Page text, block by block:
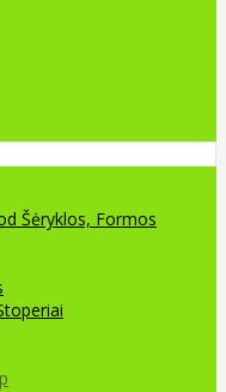
Šėryklos, Formos